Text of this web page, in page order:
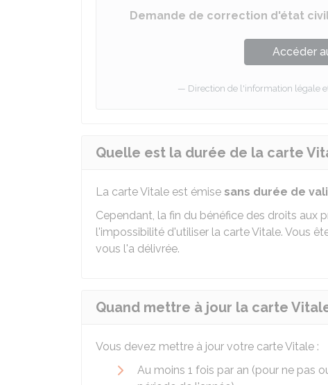
Demande de correction d'état
Accéder
Direction de l'information légale
Quelle est la durée de la carte
La carte Vitale est émise sans durée de
Cependant, la fin du bénéfice des droits aux
l'impossibilité d'utiliser la carte Vitale. Vous
vous l'a délivrée.
Quand mettre à jour la carte
Vous devez mettre à jour votre carte Vitale :
Au moins 1 fois par an (pour ne pas